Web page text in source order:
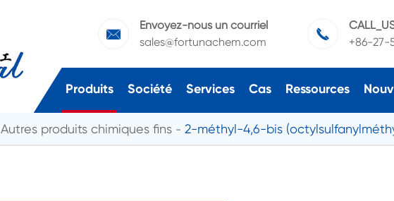

Envoyez-nous un courriel
sales@fortunachem.com

+86-27-
Produits Société Services Cas Ressources
Autres produits chimiques fins 2-méthyl-4,6-bis